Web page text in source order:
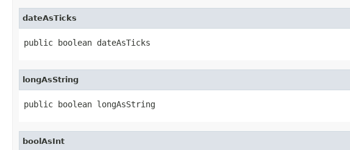
dateAsTicks
public boolean dateAsTicks
longAsString
public boolean longAsString
boolAsInt